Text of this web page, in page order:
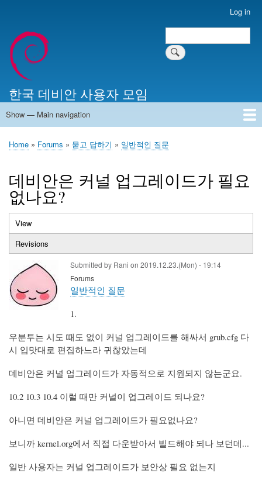
account
menu
Log in
Search
한국 데비안 사용자 모임
Main
Show — Main navigation
Home
알리는 말씀
최근 게시물
위키 문서
미러 서버
Breadcrumb
Home Forums 묻고 답하기 일반적인 질문
데비안은 커널 업그레이드가 필요
없나요?
Primary
tabs
View
tab)
Revisions
Submitted by Rani on 2019.12.23.(Mon) - 19:14
Forums
일반적인 질문
1.
우분투는 시도 때도 없이 커널 업그레이드를 해싸서 grub.cfg 다
시 입맛대로 편집하느라 귀찮았는데
데비안은 커널 업그레이드가 자동적으로 지원되지 않는군요.
10.2 10.3 10.4 이럴 때만 커널이 업그레이드 되나요?
아니면 데비안은 커널 업그레이드가 필요없나요?
보니까 kernel.org에서 직접 다운받아서 빌드해야 되나 보던데...
일반 사용자는 커널 업그레이드가 보안상 필요 없는지